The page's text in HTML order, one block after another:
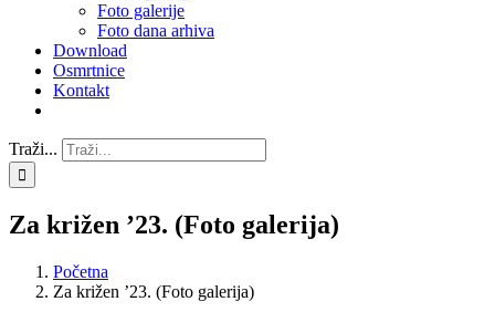
Foto galerije
Foto dana arhiva
Download
Osmrtnice
Kontakt
Traži...
Za križen ’23. (Foto galerija)
Početna
Za križen ’23. (Foto galerija)